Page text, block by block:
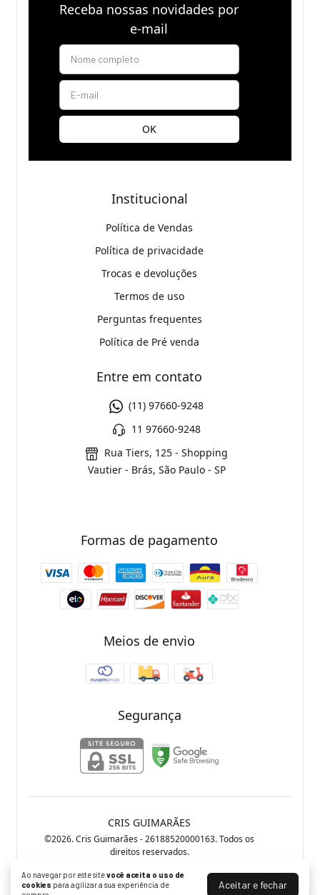
Ao navegar por este sitevocê aceita o uso de
cookies para agilizar a sua experiência de
Aceitar e fechar
Receba nossas novidades por
e-mail
Institucional
Política de Vendas
Política de privacidade
Trocas e devoluções
Termos de uso
Perguntas frequentes
Política de Pré venda
Entre em contato
(11) 97660-9248
11 97660-9248
Rua Tiers, 125 - Shopping
Vautier - Brás, São Paulo - SP
Formas de pagamento
Meios de envio
Segurança
CRIS GUIMARÃES
©2026. Cris Guimarães - 26188520000163. Todos os
direitos reservados.